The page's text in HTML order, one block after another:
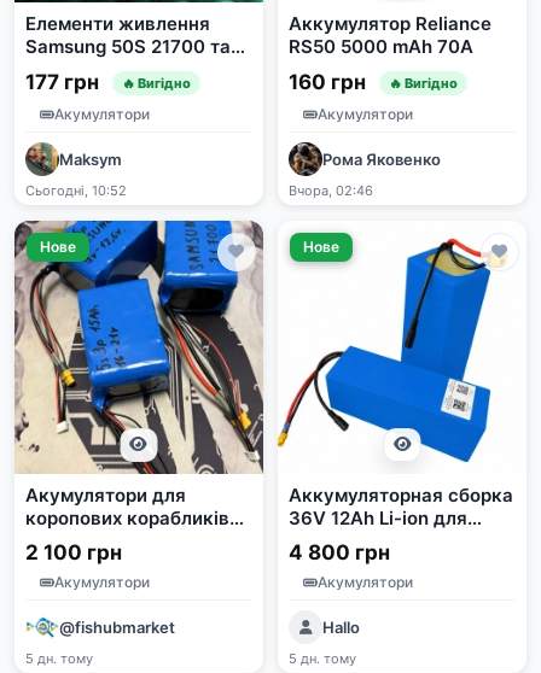
Елементи живлення
Samsung 50S 21700 та
EVE 50PL
177 грн 🔥 Вигідно
Акумулятори
Maksym
Сьогодні, 10:52
Аккумулятор Reliance
RS50 5000 mAh 70A
160 грн 🔥 Вигідно
Акумулятори
Рома Яковенко
Вчора, 02:46
Нове
Акумулятори для
коропових корабликів
та ехолотів
2 100 грн
Акумулятори
@fishubmarket
5 дн. тому
Нове
Аккумуляторная сборка
36V 12Ah Li-ion для
электротранспорта
4 800 грн
Акумулятори
Hallo
5 дн. тому